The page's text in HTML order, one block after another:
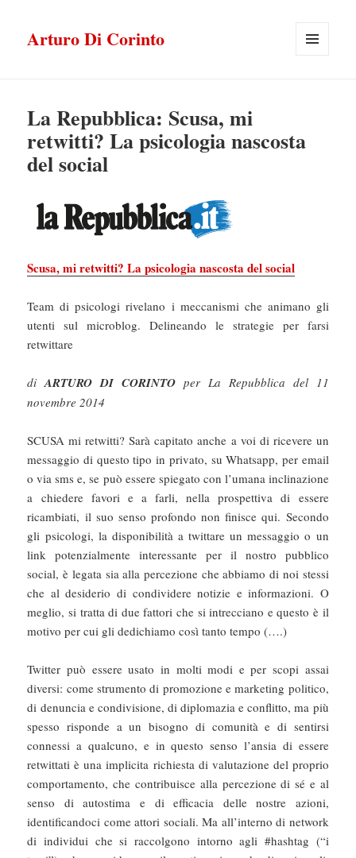
Arturo Di Corinto
La Repubblica: Scusa, mi
retwitti? La psicologia nascosta
del social
Scusa, mi retwitti? La psicologia nascosta del social
Team di psicologi rivelano i meccanismi che animano gli
utenti sul microblog. Delineando le strategie per farsi
retwittare
diARTURO DI CORINTO per La Repubblica del 11
novembre 2014
SCUSA mi retwitti? Sarà capitato anche a voi di ricevere un
messaggio di questo tipo in privato, su Whatsapp, per email
o via sms e, se può essere spiegato con l’umana inclinazione
a chiedere favori e a farli, nella prospettiva di essere
ricambiati, il suo senso profondo non finisce qui. Secondo
gli psicologi, la disponibilità a twittare un messaggio o un
link potenzialmente interessante per il nostro pubblico
social, è legata sia alla percezione che abbiamo di noi stessi
che al desiderio di condividere notizie e informazioni. O
meglio, si tratta di due fattori che si intrecciano e questo è il
motivo per cui gli dedichiamo così tanto tempo (….)
Twitter può essere usato in molti modi e per scopi assai
diversi: come strumento di promozione e marketing politico,
di denuncia e condivisione, di diplomazia e conflitto, ma più
spesso risponde a un bisogno di comunità e di sentirsi
connessi a qualcuno, e in questo senso l’ansia di essere
retwittati è una implicita richiesta di valutazione del proprio
comportamento, che contribuisce alla percezione di sé e al
senso di autostima e di efficacia delle nostre azioni,
identificandoci come attori sociali. Ma all’interno di network
di individui che si raccolgono intorno agli #hashtag (“i